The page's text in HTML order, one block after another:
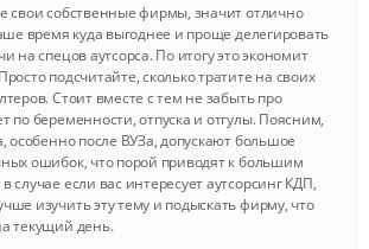
свои собственные фирмы, значит отлично
время куда выгоднее и проще делегировать
на спецов аутсорса. По итогу это экономит
подсчитайте, сколько тратите на своих
Стоит вместе с тем не забыть про
по беременности, отпуска и отгулы. Поясним,
особенно после ВУЗа, допускают большое
ошибок, что порой приводят к большим
случае если вас интересует аутсорсинг КДП,
изучить эту тему и подыскать фирму, что
текущий день.